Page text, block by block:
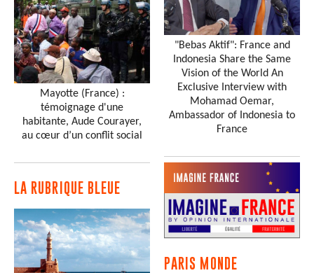
Mayotte (France) :
témoignage d'une
habitante, Aude Courayer,
au cœur d’un conflit social
LA RUBRIQUE BLEUE
"Bebas Aktif": France and
Indonesia Share the Same
Vision of the World An
Exclusive Interview with
Mohamad Oemar,
Ambassador of Indonesia to
France
PARIS MONDE